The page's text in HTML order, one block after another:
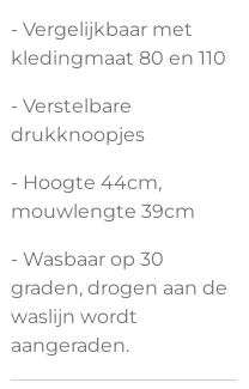
- Vergelijkbaar met
kledingmaat 80 en 110
- Verstelbare
drukknoopjes
- Hoogte 44cm,
mouwlengte 39cm
- Wasbaar op 30
graden, drogen aan de
waslijn wordt
aangeraden.